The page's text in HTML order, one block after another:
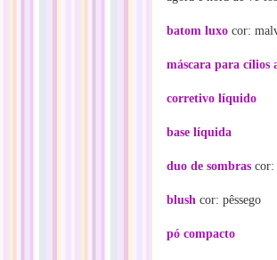
batom luxo cor:
máscara para cílios
corretivo líquido
base líquida
duo de sombras cor:
blush cor: pêssego
pó compacto